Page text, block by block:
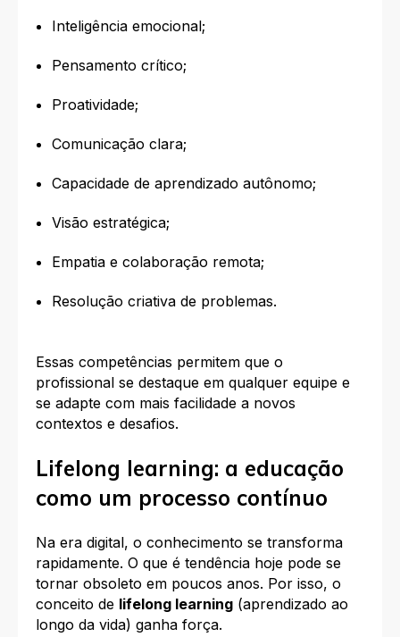
Inteligência emocional;
Pensamento crítico;
Proatividade;
Comunicação clara;
Capacidade de aprendizado autônomo;
Visão estratégica;
Empatia e colaboração remota;
Resolução criativa de problemas.
Essas competências permitem que o
profissional se destaque em qualquer equipe e
se adapte com mais facilidade a novos
contextos e desafios.
Lifelong learning: a educação
como um processo contínuo
Na era digital, o conhecimento se transforma
rapidamente. O que é tendência hoje pode se
tornar obsoleto em poucos anos. Por isso, o
conceito de lifelong learning (aprendizado ao
longo da vida) ganha força.